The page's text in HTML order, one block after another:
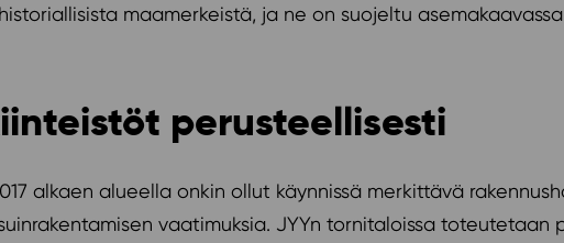
maamerkeistä, ja ne on suojeltu
perusteellisesti
alkaen alueella onkin ollut käynnissä merkittävä
vaatimuksia. JYYn tornitaloissa toteutetaan